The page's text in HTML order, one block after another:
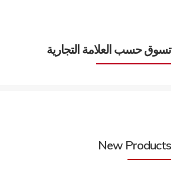
تسوق حسب العلامة التجارية
New Products